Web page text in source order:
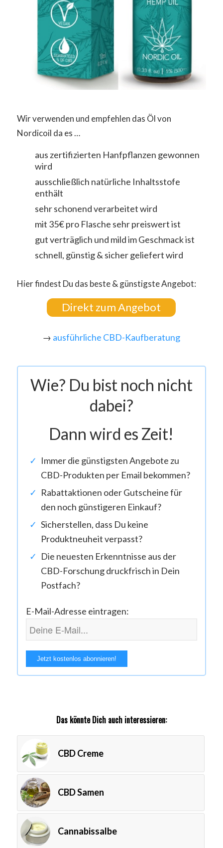
Wir verwenden und empfehlen das Öl von
Nordicoil da es …
aus zertifizierten Hanfpflanzen gewonnen
wird
ausschließlich natürliche Inhaltsstofe
enthält
sehr schonend verarbeitet wird
mit 35€ pro Flasche sehr preiswert ist
gut verträglich und mild im Geschmack ist
schnell, günstig & sicher geliefert wird
Hier findest Du das beste & günstigste Angebot:
Direkt zum Angebot
→ ausführliche CBD-Kaufberatung
Wie? Du bist noch nicht
dabei?
Dann wird es Zeit!
Immer die günstigsten Angebote zu
CBD-Produkten per Email bekommen?
Rabattaktionen oder Gutscheine für
den noch günstigeren Einkauf?
Sicherstellen, dass Du keine
Produktneuheit verpasst?
Die neuesten Erkenntnisse aus der
CBD-Forschung druckfrisch in Dein
Postfach?
E-Mail-Adresse eintragen:
Das könnte Dich auch interessieren:
CBD Creme
CBD Samen
Cannabissalbe